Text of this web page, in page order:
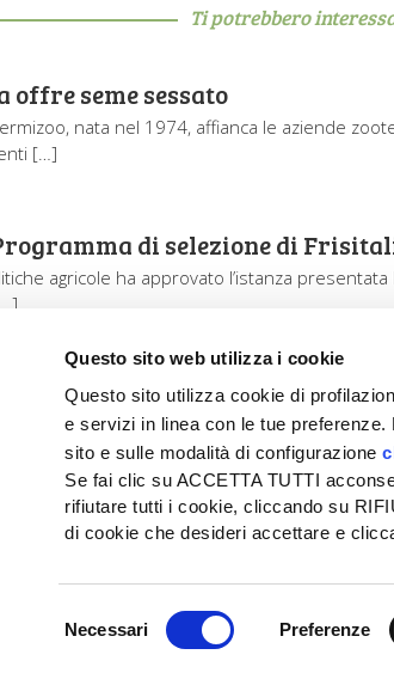
Questo sito web utilizza i cookie
Questo sito utilizza cookie di
e servizi in linea con le tue
sito e sulle modalità di configurazione
Se fai clic su ACCETTA TUTTI
rifiutare tutti i cookie, cliccando su
di cookie che desideri accettare e
Necessari Preferenze
Ti potrebbero
offre seme sessato
nata nel 1974, affianca le aziende
[…]
di selezione di
agricole ha approvato l’istanza
AGRARIO Srl
Edizioni L'informatore Agrario S.r.l-Tutti i diritti
PRIVACY E COOKIE